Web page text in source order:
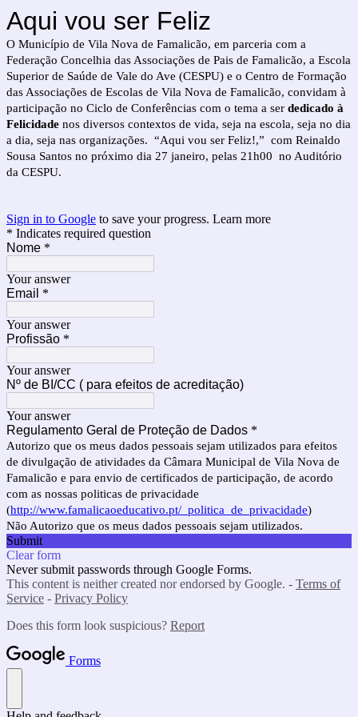
Aqui vou ser Feliz
O Município de Vila Nova de Famalicão, em parceria com a
Federação Concelhia das Associações de Pais de Famalicão, a Escola
Superior de Saúde de Vale do Ave (CESPU) e o Centro de Formação
das Associações de Escolas de Vila Nova de Famalicão, convidam à
participação no Ciclo de Conferências com o tema a ser dedicado à
Felicidade nos diversos contextos de vida, seja na escola, seja no dia
a dia, seja nas organizações. “Aqui vou ser Feliz!,” com Reinaldo
Sousa Santos no próximo dia 27 janeiro, pelas 21h00 no Auditório
da CESPU.
Sign in to Google to save your progress. Learn more
* Indicates required question
Nome *
Your answer
Email *
Your answer
Profissão *
Your answer
Nº de BI/CC ( para efeitos de acreditação)
Your answer
Regulamento Geral de Proteção de Dados *
Autorizo que os meus dados pessoais sejam utilizados para efeitos
de divulgação de atividades da Câmara Municipal de Vila Nova de
Famalicão e para envio de certificados de participação, de acordo
com as nossas politicas de privacidade
(http://www.famalicaoeducativo.pt/_politica_de_privacidade)
Não Autorizo que os meus dados pessoais sejam utilizados.
Submit
Clear form
Never submit passwords through Google Forms.
This content is neither created nor endorsed by Google. - Terms of
Service - Privacy Policy
Does this form look suspicious? Report
Forms